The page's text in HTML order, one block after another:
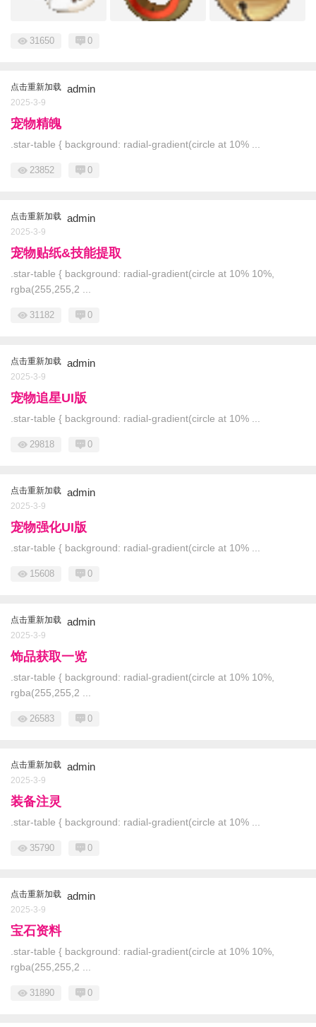
31650 0
点击重新加载 admin
2025-3-9
宠物精魄
.star-table { background: radial-gradient(circle at 10% ...
23852 0
点击重新加载 admin
2025-3-9
宠物贴纸&技能提取
.star-table { background: radial-gradient(circle at 10% 10%,
rgba(255,255,2 ...
31182 0
点击重新加载 admin
2025-3-9
宠物追星UI版
.star-table { background: radial-gradient(circle at 10% ...
29818 0
点击重新加载 admin
2025-3-9
宠物强化UI版
.star-table { background: radial-gradient(circle at 10% ...
15608 0
点击重新加载 admin
2025-3-9
饰品获取一览
.star-table { background: radial-gradient(circle at 10% 10%,
rgba(255,255,2 ...
26583 0
点击重新加载 admin
2025-3-9
装备注灵
.star-table { background: radial-gradient(circle at 10% ...
35790 0
点击重新加载 admin
2025-3-9
宝石资料
.star-table { background: radial-gradient(circle at 10% 10%,
rgba(255,255,2 ...
31890 0